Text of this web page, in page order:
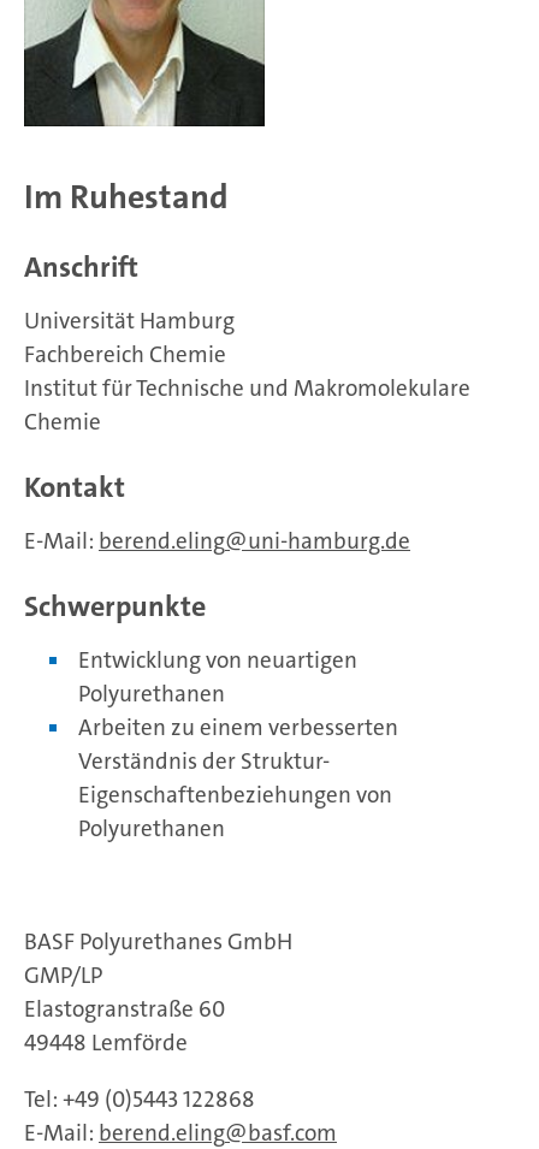
Im Ruhestand
Anschrift
Universität Hamburg
Fachbereich Chemie
Institut für Technische und Makromolekulare
Chemie
Kontakt
E-Mail: berend.eling uni-hamburg.de
Schwerpunkte
Entwicklung von neuartigen
Polyurethanen
Arbeiten zu einem verbesserten
Verständnis der Struktur-
Eigenschaftenbeziehungen von
Polyurethanen
BASF Polyurethanes GmbH
GMP/LP
Elastogranstraße 60
49448 Lemförde
Tel: +49 (0)5443 122868
E-Mail: berend.eling basf.com